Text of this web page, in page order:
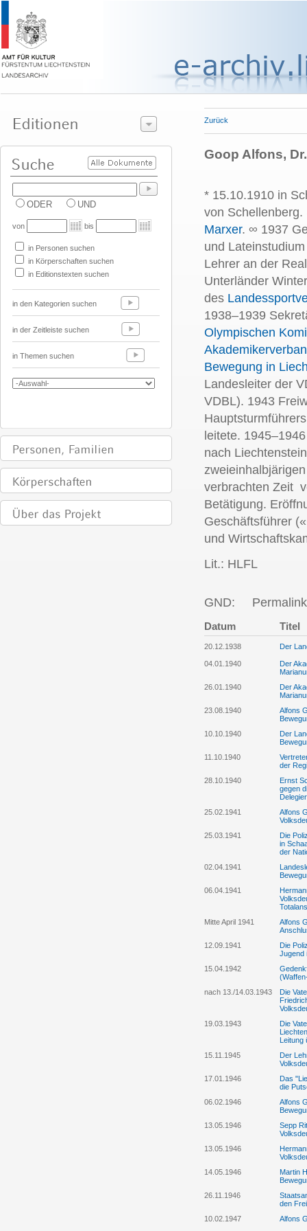
ODER UND
von bis
in Personen suchen
in Körperschaften suchen
in Editionstexten suchen
in den Kategorien suchen
in der Zeitleiste suchen
in Themen suchen
Zurück
Goop Alfons,
* 15.10.1910 in
von
Marxer. ∞ 1937
und
Lehrer an der
Unterländer
des
1938–1939
Olympischen
Bewegung in
Landesleiter der
VDBL). 1943
leitete.
nach
verbrachten Zeit
Betätigung.
Geschäftsführer
und
Lit.: HLFL
GND:
Datum Titel
20.12.1938 Der
04.01.1940
Der
26.01.1940
Der
23.08.1940
Alfons
10.10.1940
Der
11.10.1940
der
28.10.1940
Ernst
gegen
25.02.1941
Alfons
25.03.1941
Die
in
der
02.04.1941
06.04.1941
Mitte April 1941
Alfons
12.09.1941
Die
Jugend
15.04.1942
nach 13./14.03.1943
Die
19.03.1943
Die
Leitung
15.11.1945
Der
17.01.1946
Das
die
06.02.1946
Alfons
13.05.1946
Sepp
13.05.1946
14.05.1946
Martin
26.11.1946
den
10.02.1947
Alfons